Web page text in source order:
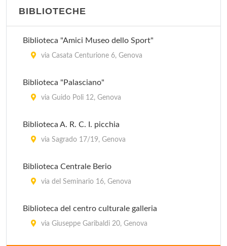
BIBLIOTECHE
Biblioteca "Amici Museo dello Sport"
via Casata Centurione 6, Genova
Biblioteca "Palasciano"
via Guido Poli 12, Genova
Biblioteca A. R. C. I. picchia
via Sagrado 17/19, Genova
Biblioteca Centrale Berio
via del Seminario 16, Genova
Biblioteca del centro culturale galleria
via Giuseppe Garibaldi 20, Genova